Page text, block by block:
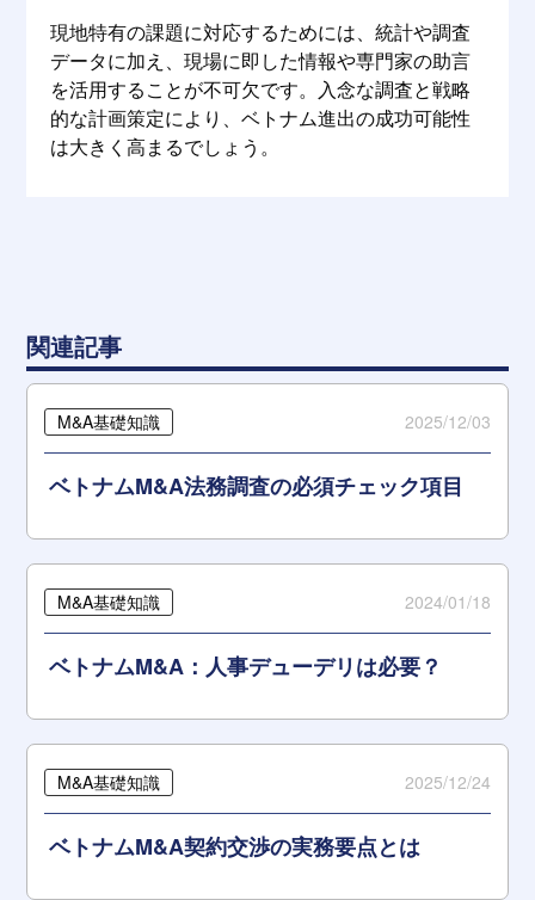
現地特有の課題に対応するためには、統計や調査
データに加え、現場に即した情報や専門家の助言
を活用することが不可欠です。入念な調査と戦略
的な計画策定により、ベトナム進出の成功可能性
は大きく高まるでしょう。
関連記事
M&A基礎知識 2025/12/03
ベトナムM&A法務調査の必須チェック項目
M&A基礎知識 2024/01/18
ベトナムM&A：人事デューデリは必要？
M&A基礎知識 2025/12/24
ベトナムM&A契約交渉の実務要点とは